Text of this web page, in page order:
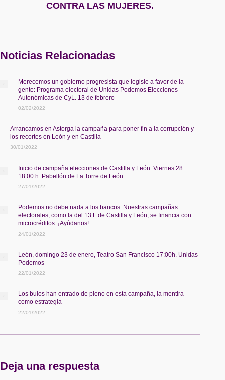
CONTRA LAS MUJERES.
Noticias Relacionadas
Merecemos un gobierno progresista que legisle a favor de la
gente: Programa electoral de Unidas Podemos Elecciones
Autonómicas de CyL. 13 de febrero
02/02/2022
Arrancamos en Astorga la campaña para poner fin a la corrupción y
los recortes en León y en Castilla
30/01/2022
Inicio de campaña elecciones de Castilla y León. Viernes 28.
18:00 h. Pabellón de La Torre de León
27/01/2022
Podemos no debe nada a los bancos. Nuestras campañas
electorales, como la del 13 F de Castilla y León, se financia con
microcréditos. ¡Ayúdanos!
24/01/2022
León, domingo 23 de enero, Teatro San Francisco 17:00h. Unidas
Podemos
22/01/2022
Los bulos han entrado de pleno en esta campaña, la mentira
como estrategia
22/01/2022
Deja una respuesta